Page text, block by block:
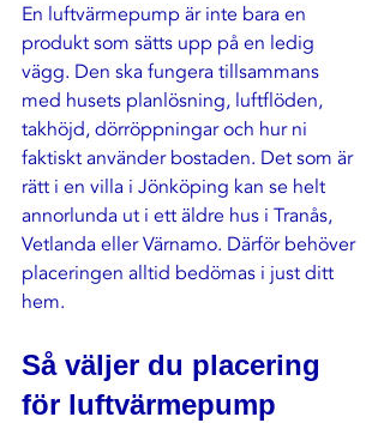
En luftvärmepump är inte bara en
produkt som sätts upp på en ledig
vägg. Den ska fungera tillsammans
med husets planlösning, luftflöden,
takhöjd, dörröppningar och hur ni
faktiskt använder bostaden. Det som är
rätt i en villa i Jönköping kan se helt
annorlunda ut i ett äldre hus i Tranås,
Vetlanda eller Värnamo. Därför behöver
placeringen alltid bedömas i just ditt
hem.
Så väljer du placering
för luftvärmepump